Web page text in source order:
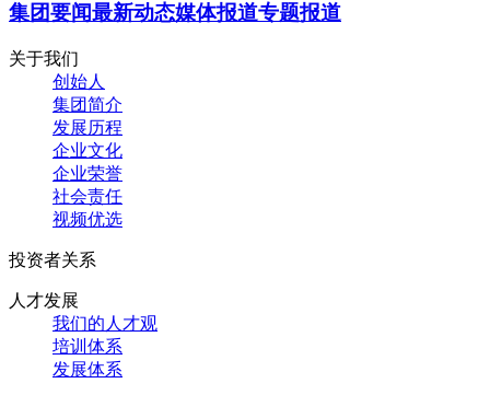
集团要闻最新动态媒体报道专题报道
关于我们
创始人
集团简介
发展历程
企业文化
企业荣誉
社会责任
视频优选
投资者关系
人才发展
我们的人才观
培训体系
发展体系